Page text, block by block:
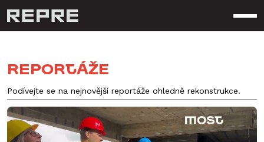
Reportáže
Podívejte se na nejnovější reportáže ohledně rekonstrukce.